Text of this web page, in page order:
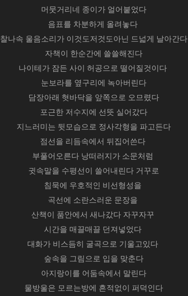
머뭇거리네 종이가 얼어붙었다
음표를 차분하게 올려놓다
찰나속 울음소리가 이것도저것도아닌 드넓게 날아간다
자책이 한순간에 쓸쓸해진다
나이테가 잠든 사이 허공으로 떨어질것이다
눈보라를 옆구리에 녹아버린다
담장아래 혓바닥을 앞쪽으로 오므렸다
포근한 저수지에 선뜻 실어갔다
지느러미는 뒷모습으로 정사각형을 파고든다
점선을 리듬속에서 뒤집어쓴다
부풀어오른다 낭떠러지가 소문처럼
귓속말을 수평선이 쓸어내린다 거꾸로
침묵에 우호적인 비선형성을
곡선에 소란스러운 문장을
산책이 품안에서 새나갔다 자꾸자꾸
시간을 매끌매끌 던져넣었다
대화가 비스듬히 굴곡으로 기울고있다
숲속을 그림으로 입을 맞춘다
아지랑이를 어둠속에서 말린다
물방울은 모르는방에 흔적없이 퍼덕인다